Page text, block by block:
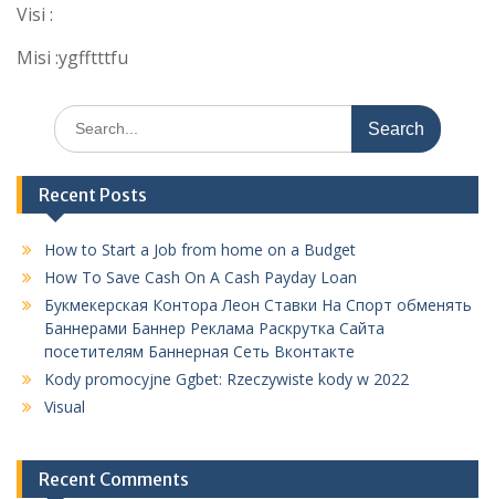
Visi :
Misi :ygfftttfu
Search
for:
Recent Posts
How to Start a Job from home on a Budget
How To Save Cash On A Cash Payday Loan
Букмекерская Контора Леон Ставки На Спорт обменять
Баннерами Баннер Реклама Раскрутка Сайта
посетителям Баннерная Сеть Вконтакте
Kody promocyjne Ggbet: Rzeczywiste kody w 2022
Visual
Recent Comments